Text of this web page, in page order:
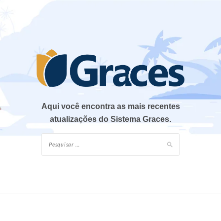
Aqui você encontra as mais recentes
atualizações do Sistema Graces.
por: